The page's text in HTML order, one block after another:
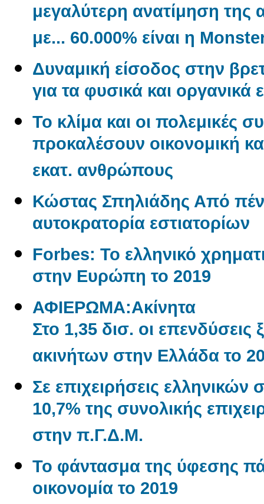
μεγαλύτερη ανατίμηση της
με... 60.000% είναι η
Δυναμική είσοδος στην
για τα φυσικά και οργανικά
Το κλίμα και οι πολεμικές
προκαλέσουν οικονομική
εκατ. ανθρώπους
Κώστας Σπηλιάδης Από
αυτοκρατορία εστιατορίων
Forbes: Το ελληνικό
στην Ευρώπη το 2019
ΑΦΙΕΡΩΜΑ:Aκίνητα
Στο 1,35 δισ. οι
ακινήτων στην Ελλάδα το
Σε επιχειρήσεις
10,7% της συνολικής
στην π.Γ.Δ.Μ.
Το φάντασμα της ύφεσης
οικονομία το 2019